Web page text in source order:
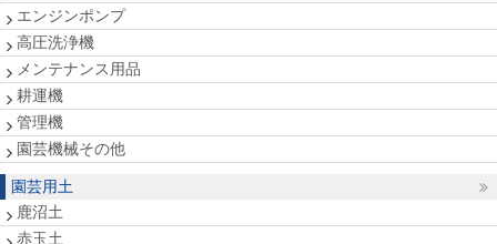
エンジンポンプ
高圧洗浄機
メンテナンス用品
耕運機
管理機
園芸機械その他
園芸用土
鹿沼土
赤玉土